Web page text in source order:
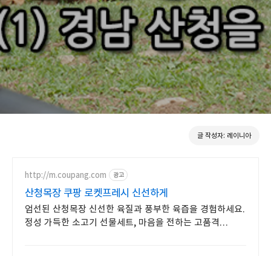
글 작성자: 레이니아
http://m.coupang.com 광고
산청목장 쿠팡 로켓프레시 신선하게
엄선된 산청목장 신선한 육질과 풍부한 육즙을 경험하세요.
정성 가득한 소고기 선물세트, 마음을 전하는 고품격